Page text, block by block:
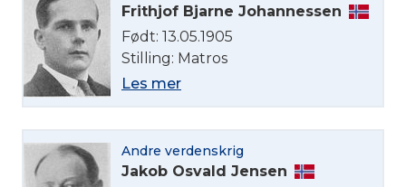
Frithjof Bjarne Johannessen
Født: 13.05.1905
Stilling: Matros
Les mer
Andre verdenskrig
Jakob Osvald Jensen